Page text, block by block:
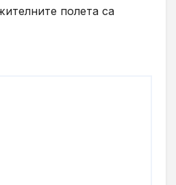
полета са